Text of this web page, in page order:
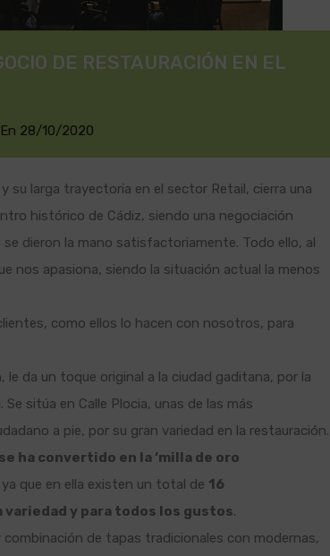
DE RESTAURACIÓN EN EL
En 28/10/2020
su larga trayectoria en el sector Retail, cierra una
histórico de Cádiz, siendo una negociación
dieron la mano satisfactoriamente. Todo ello, al
nos apasiona, siendo la situación actual la menos
como ellos lo hacen con nosotros, para
da un toque original a la ciudad gaditana, por la
sitúa en Calle Plocia, unas de las más
a pie, por su gran variedad en la restauración.
ha convertido en la ‘milla de oro
ya que en ella existen un total de 16
y para todos los gustos.
combinación de tapas tradicionales con modernas,